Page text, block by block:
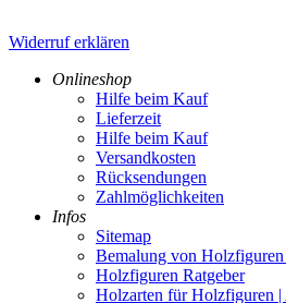
Widerruf erklären
Onlineshop
Hilfe beim Kauf
Lieferzeit
Hilfe beim Kauf
Versandkosten
Rücksendungen
Zahlmöglichkeiten
Infos
Sitemap
Bemalung von
Holzfiguren Ratgeber
Holzarten für Holzfiguren